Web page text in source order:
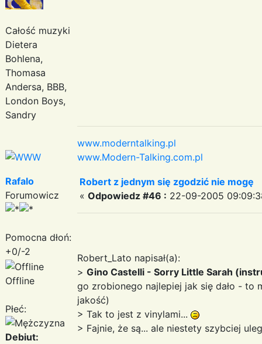
Całość muzyki
Dietera
Bohlena,
Thomasa
Andersa, BBB,
London Boys,
Sandry
www.moderntalking.pl
www.Modern-Talking.com.pl
Rafalo
Forumowicz
Pomocna dłoń:
+0/-2
Offline
Płeć:
Debiut:
Robert z jednym się zgodzić nie mogę
« Odpowiedz #46 : 22-09-2005
Robert_Lato napisał(a):
> Gino Castelli - Sorry Little Sarah
go zrobionego najlepiej jak się dało - to
jakość)
> Tak to jest z vinylami...
> Fajnie, że są... ale niestety szybciej